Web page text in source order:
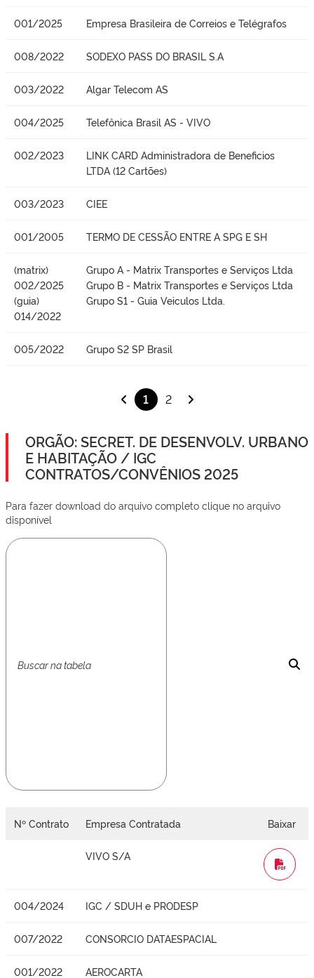
001/2025 Empresa Brasileira de Correios e Telégrafos
008/2022 SODEXO PASS DO BRASIL S.A
003/2022 Algar Telecom AS
004/2025 Telefônica Brasil AS - VIVO
002/2023
LINK CARD Administradora de Beneficios
LTDA (12 Cartões)
003/2023 CIEE
001/2005 TERMO DE CESSÃO ENTRE A SPG E SH
(matrix)
002/2025
(guia)
014/2022
Grupo A - Matrix Transportes e Serviços Ltda
Grupo B - Matrix Transportes e Serviços Ltda
Grupo S1 - Guia Veiculos Ltda.
005/2022 Grupo S2 SP Brasil
1 2
ORGÃO: SECRET. DE DESENVOLV. URBANO
E HABITAÇÃO / IGC
CONTRATOS/CONVÊNIOS 2025
Para fazer download do arquivo completo clique no arquivo
disponível
Nº Contrato Empresa Contratada Baixar
VIVO S/A
WORD
004/2024 IGC / SDUH e PRODESP
007/2022 CONSORCIO DATAESPACIAL
001/2022 AEROCARTA